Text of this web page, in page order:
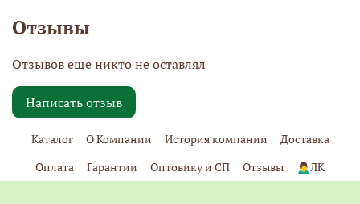
рождения, юбилей или просто желаете порадовать
близких. Вяленые ягоды PREMIUM станут не только
вкусным перекусом, но и полезным дополнением к
рациону. Этот набор идеально подойдет для людей,
стремящихся к здоровому образу жизни, ведь каждая
ягода в нем – это источник витаминов и полезных
микроэлементов.
Отзывы
Отзывов еще никто не оставлял
Написать отзыв
Каталог О Компании История компании
Доставка
Оплата
Гарантии Оптовику и СП Отзывы 🙍‍♂️ЛК